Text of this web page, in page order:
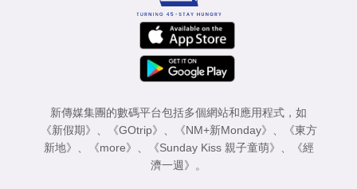
新傳媒集團的數碼平台包括多個網站和應用程式，如
《新假期》
《GOtrip》 《NM+新Monday》
《東方
新地》
《more》 《Sunday Kiss 親子童萌》
《經
濟一週》
。